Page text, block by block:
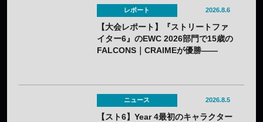
レポート 2026.8.6
【大会レポート】『ストリートファ
イター6』のEWC 2026部門で15歳の
FALCONS｜CRAIMEが優勝——
ニュース 2026.8.5
【スト6】Year 4最初のキャラクター